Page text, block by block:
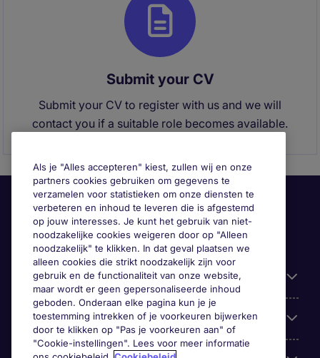
Submit your CV
Submit your CV to register with us and we will
contact you if a suitable role becomes available.
Handige informatie
Onze expertise
Als je "Alles accepteren" kiest, zullen wij en onze
partners cookies gebruiken om gegevens te
verzamelen voor statistieken om onze diensten te
verbeteren en inhoud te leveren die is afgestemd
op jouw interesses. Je kunt het gebruik van niet-
noodzakelijke cookies weigeren door op "Alleen
noodzakelijk" te klikken. In dat geval plaatsen we
alleen cookies die strikt noodzakelijk zijn voor
gebruik en de functionaliteit van onze website,
maar wordt er geen gepersonaliseerde inhoud
geboden. Onderaan elke pagina kun je je
toestemming intrekken of je voorkeuren bijwerken
door te klikken op "Pas je voorkeuren aan" of
"Cookie-instellingen". Lees voor meer informatie